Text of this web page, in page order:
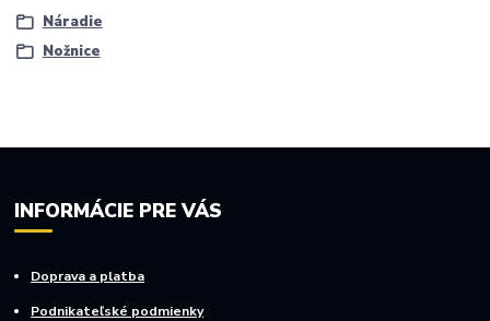
Náradie
Nožnice
INFORMÁCIE PRE VÁS
Doprava a platba
Podnikateľské podmienky